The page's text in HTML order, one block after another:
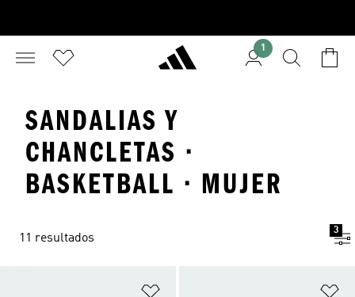
1
SANDALIAS Y
CHANCLETAS ·
BASKETBALL · MUJER
11 resultados
3